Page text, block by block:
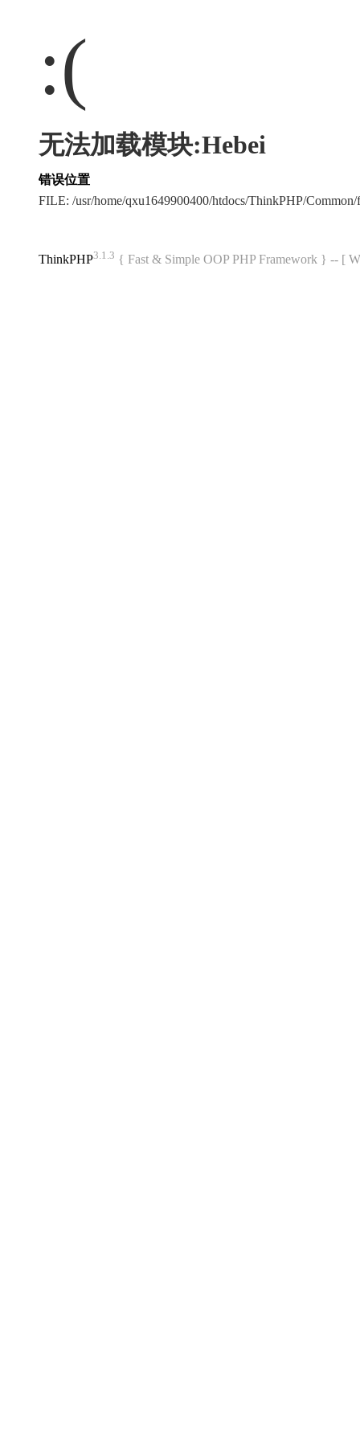
:(
无法加载模块:Hebei
错误位置
FILE: /usr/home/qxu1649900400/htdocs/ThinkPHP/
ThinkPHP3.1.3 { Fast & Simple OOP PHP Framework } -- [